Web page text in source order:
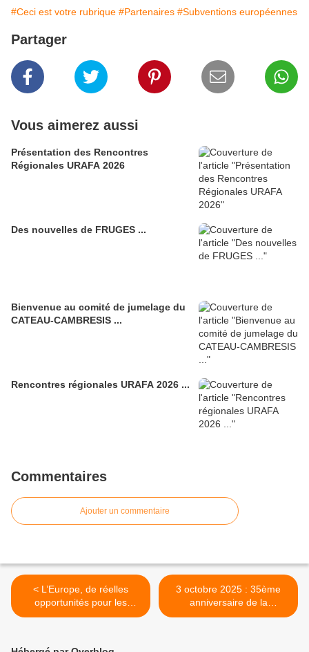
#Ceci est votre rubrique #Partenaires #Subventions européennes
Partager
Vous aimerez aussi
Présentation des Rencontres
Régionales URAFA 2026
Des nouvelles de FRUGES ...
Bienvenue au comité de jumelage du
CATEAU-CAMBRESIS ...
Rencontres régionales URAFA 2026 ...
Commentaires
Ajouter un commentaire
< L’Europe, de réelles
opportunités pour les
territoires ...
3 octobre 2025 : 35ème
anniversaire de la
réunification allemande ... >